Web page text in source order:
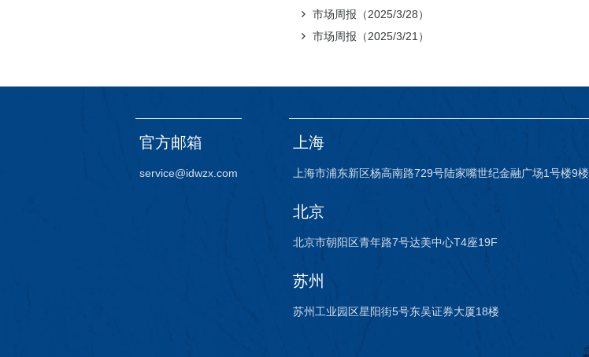
市场周报（2025/3/28）
市场周报（2025/3/21）
官方邮箱
service@idwzx.com
上海
上海市浦东新区杨高南路729号陆家嘴世纪金融广场1号楼9楼
北京
北京市朝阳区青年路7号达美中心T4座19F
苏州
苏州工业园区星阳街5号东吴证券大厦18楼